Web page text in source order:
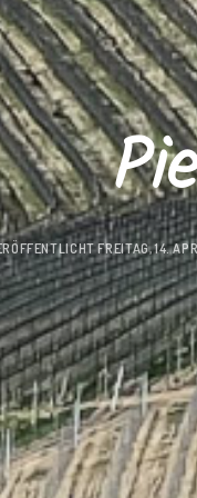
FREITAG, 14.